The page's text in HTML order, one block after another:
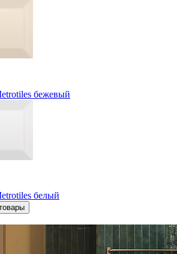
бежевый
белый